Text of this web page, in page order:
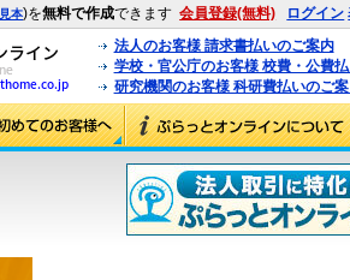
見本)を無料で作成できます 会員登録(無料) ログイン
法人のお客様 請求書払いのご案内
学校・官公庁のお客様 校費・公費
研究機関のお客様 科研費払いのご